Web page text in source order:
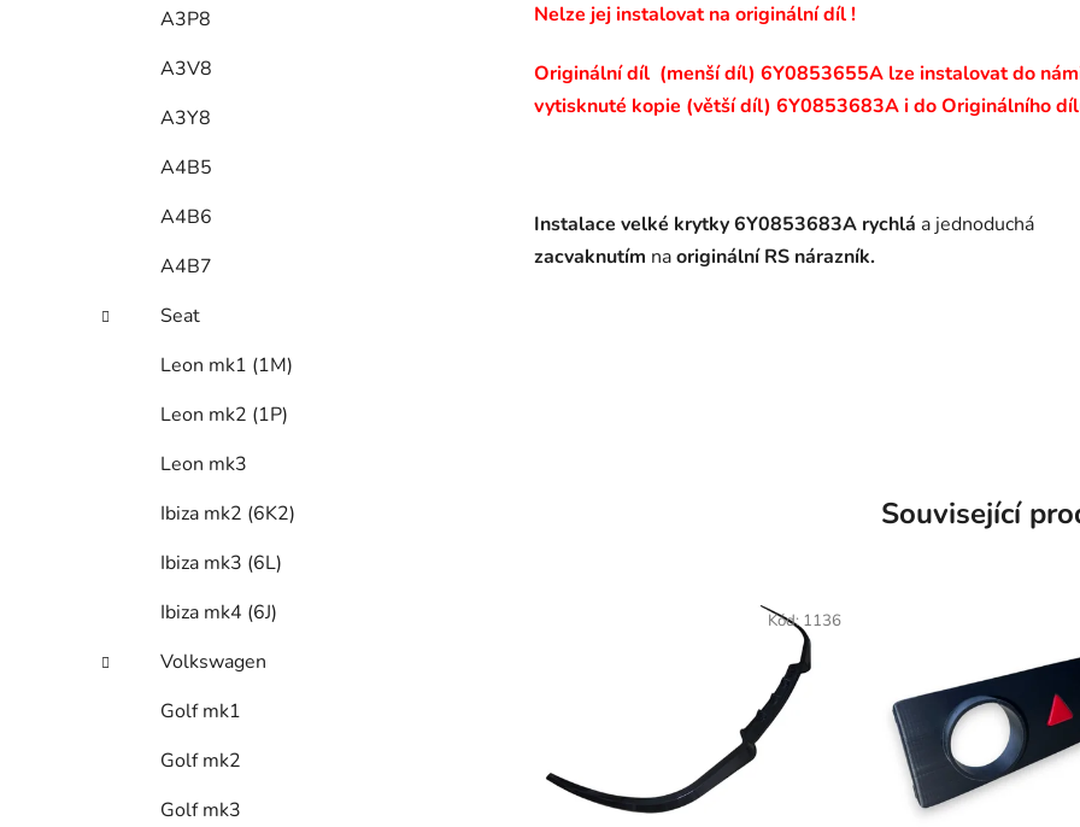
A3P8
A3V8
A3Y8
A4B5
A4B6
A4B7
Seat
Leon mk1 (1M)
Leon mk2 (1P)
Leon mk3
Ibiza mk2 (6K2)
Ibiza mk3 (6L)
Ibiza mk4 (6J)
Volkswagen
Golf mk1
Golf mk2
Golf mk3
Nelze jej instalovat na originální díl !
Originální díl (menší díl) 6Y0853655A lze instalovat do
vytisknuté kopie (větší díl) 6Y0853683Ai do Originálního
Instalace velké krytky 6Y0853683A rychlá a jednoduchá
zacvaknutím naoriginální RS nárazník.
Související
Kód:1136